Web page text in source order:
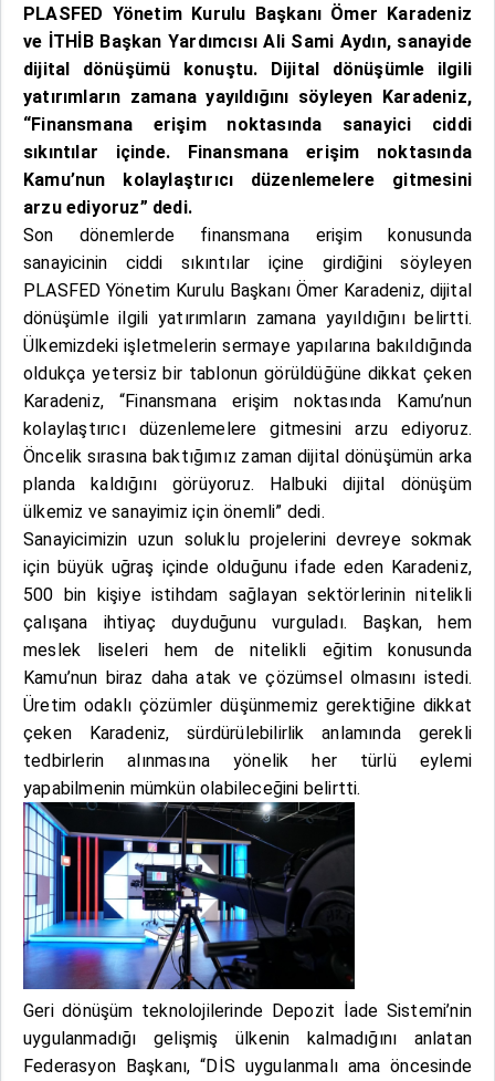
PLASFED Yönetim Kurulu Başkanı Ömer Karadeniz
ve İTHİB Başkan Yardımcısı Ali Sami Aydın, sanayide
dijital dönüşümü konuştu. Dijital dönüşümle ilgili
yatırımların zamana yayıldığını söyleyen Karadeniz,
“Finansmana erişim noktasında sanayici ciddi
sıkıntılar içinde. Finansmana erişim noktasında
Kamu’nun kolaylaştırıcı düzenlemelere gitmesini
arzu ediyoruz” dedi.
Son dönemlerde finansmana erişim konusunda
sanayicinin ciddi sıkıntılar içine girdiğini söyleyen
PLASFED Yönetim Kurulu Başkanı Ömer Karadeniz, dijital
dönüşümle ilgili yatırımların zamana yayıldığını belirtti.
Ülkemizdeki işletmelerin sermaye yapılarına bakıldığında
oldukça yetersiz bir tablonun görüldüğüne dikkat çeken
Karadeniz, “Finansmana erişim noktasında Kamu’nun
kolaylaştırıcı düzenlemelere gitmesini arzu ediyoruz.
Öncelik sırasına baktığımız zaman dijital dönüşümün arka
planda kaldığını görüyoruz. Halbuki dijital dönüşüm
ülkemiz ve sanayimiz için önemli” dedi.
Sanayicimizin uzun soluklu projelerini devreye sokmak
için büyük uğraş içinde olduğunu ifade eden Karadeniz,
500 bin kişiye istihdam sağlayan sektörlerinin nitelikli
çalışana ihtiyaç duyduğunu vurguladı. Başkan, hem
meslek liseleri hem de nitelikli eğitim konusunda
Kamu’nun biraz daha atak ve çözümsel olmasını istedi.
Üretim odaklı çözümler düşünmemiz gerektiğine dikkat
çeken Karadeniz, sürdürülebilirlik anlamında gerekli
tedbirlerin alınmasına yönelik her türlü eylemi
yapabilmenin mümkün olabileceğini belirtti.
Geri dönüşüm teknolojilerinde Depozit İade Sistemi’nin
uygulanmadığı gelişmiş ülkenin kalmadığını anlatan
Federasyon Başkanı, “DİS uygulanmalı ama öncesinde